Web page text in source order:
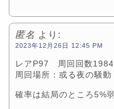
匿名 より:
2023年12月26日 12:45 PM
レアP97 周回回数
周回場所：或る夜の騒動
確率は結局のところ5%